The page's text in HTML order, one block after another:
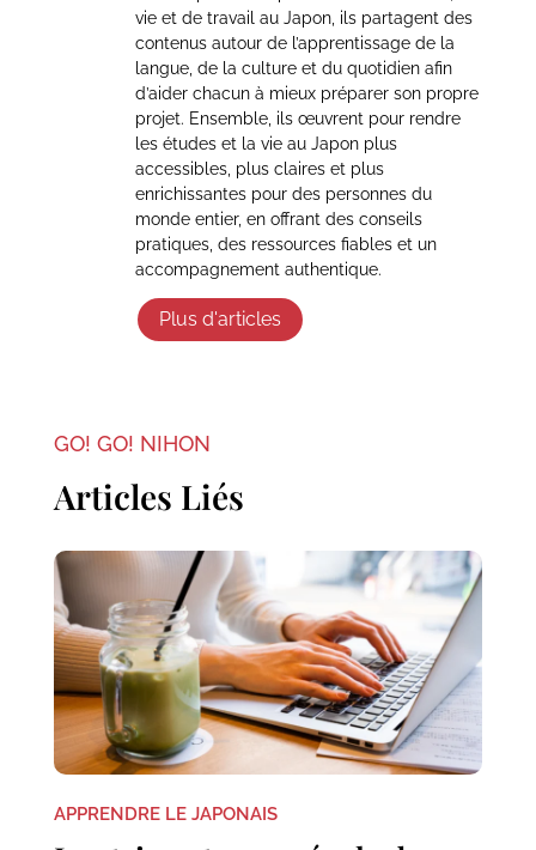
vie et de travail au Japon, ils partagent des
contenus autour de l’apprentissage de la
langue, de la culture et du quotidien afin
d’aider chacun à mieux préparer son propre
projet. Ensemble, ils œuvrent pour rendre
les études et la vie au Japon plus
accessibles, plus claires et plus
enrichissantes pour des personnes du
monde entier, en offrant des conseils
pratiques, des ressources fiables et un
accompagnement authentique.
Plus d'articles
GO! GO! NIHON
Articles Liés
APPRENDRE LE JAPONAIS